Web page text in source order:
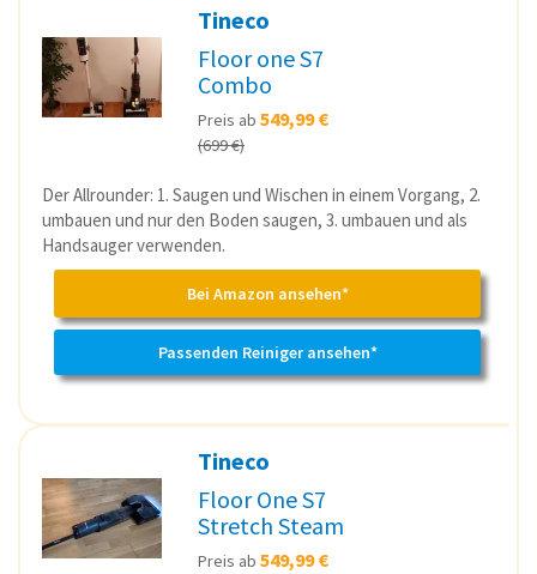
Tineco
Floor one S7
Combo
Preis ab 549,99 €
(699 €)
Der Allrounder: 1. Saugen und Wischen in einem Vorgang, 2.
umbauen und nur den Boden saugen, 3. umbauen und als
Handsauger verwenden.
Bei Amazon ansehen*
Passenden Reiniger ansehen*
Tineco
Floor One S7
Stretch Steam
Preis ab 549,99 €